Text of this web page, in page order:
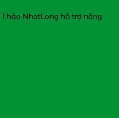
NhatLong hỗ trợ nâng